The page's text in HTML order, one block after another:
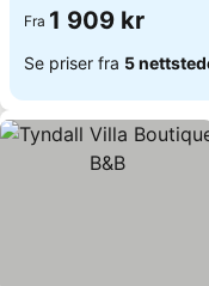
Fra 1 909 kr
Se priser fra 5